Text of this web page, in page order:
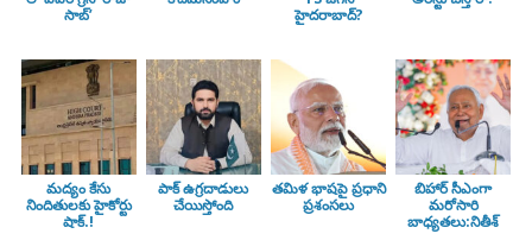
సాబ్’
హైదరాబాద్?
మద్యం కేసు
నిందితులకు హైకోర్టు
షాక్.!
పాక్ ఉగ్రదాడులు
చేయిస్తోంది
తమిళ భాషపై ప్రధాని
ప్రశంసలు
బిహార్ సీఎంగా
మరోసారి
బాధ్యతలు:నితీశ్